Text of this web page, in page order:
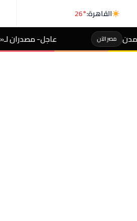
القاهرة:26°
عاجل- مصدران لـ«رويترز»: السعودية